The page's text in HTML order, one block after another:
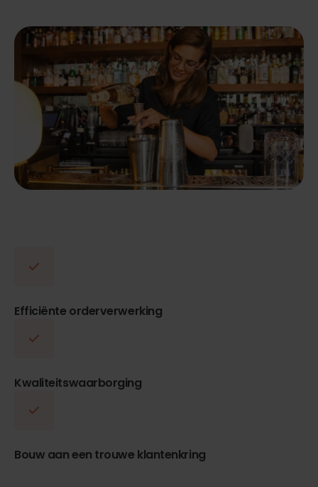
Efficiënte orderverwerking
Kwaliteitswaarborging
Bouw aan een trouwe klantenkring